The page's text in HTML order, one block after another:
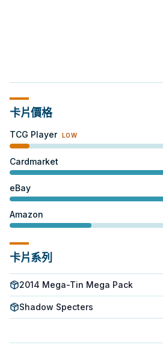
卡片價格
TCG Player LOW
Cardmarket
eBay
Amazon
卡片系列
2014 Mega-Tin Mega Pack
Shadow Specters